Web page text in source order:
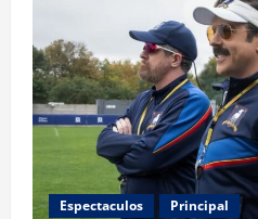
Espectaculos Principal